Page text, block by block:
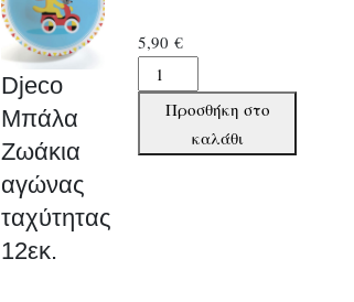
Djeco
Μπάλα
Ζωάκια
αγώνας
ταχύτητας
12εκ.
5,90€
Djeco
Μπάλα
αγώνας
Προσθήκη στο
καλάθι